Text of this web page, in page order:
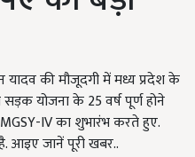
यादव की मौजूदगी में मध्य प्रदेश के
सड़क योजना के 25 वर्ष पूर्ण होने
IV का शुभारंभ करते हुए.
आइए जानें पूरी खबर..